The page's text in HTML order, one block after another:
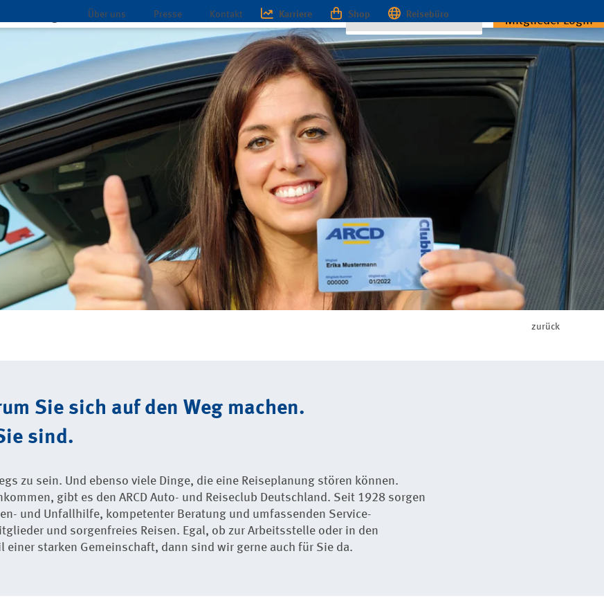
Über uns Presse Kontakt Karriere Shop Reisebüro
Infothek Mitglieder Login
zurück
Sie sich auf den Weg machen.
sind.
zu sein. Und ebenso viele Dinge, die eine Reiseplanung stören können.
gibt es den ARCD Auto- und Reiseclub Deutschland. Seit 1928 sorgen
und Unfallhilfe, kompetenter Beratung und umfassenden Service-
und sorgenfreies Reisen. Egal, ob zur Arbeitsstelle oder in den
einer starken Gemeinschaft, dann sind wir gerne auch für Sie da.